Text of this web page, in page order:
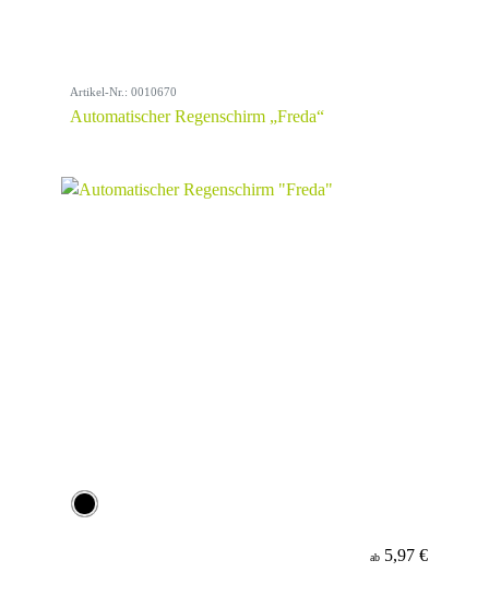
Artikel-Nr.: 0010670
Automatischer Regenschirm „Freda“
ab 5,97 €